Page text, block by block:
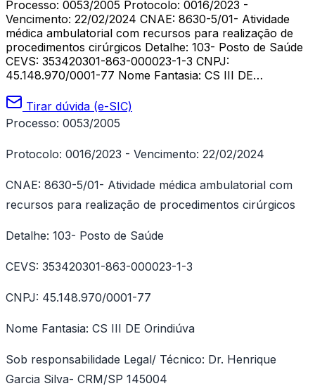
Processo: 0053/2005 Protocolo: 0016/2023 -
Vencimento: 22/02/2024 CNAE: 8630-5/01- Atividade
médica ambulatorial com recursos para realização de
procedimentos cirúrgicos Detalhe: 103- Posto de Saúde
CEVS: 353420301-863-000023-1-3 CNPJ:
45.148.970/0001-77 Nome Fantasia: CS III DE…
Tirar dúvida (e-SIC)
Processo: 0053/2005
Protocolo: 0016/2023 - Vencimento: 22/02/2024
CNAE: 8630-5/01- Atividade médica ambulatorial com
recursos para realização de procedimentos cirúrgicos
Detalhe: 103- Posto de Saúde
CEVS: 353420301-863-000023-1-3
CNPJ: 45.148.970/0001-77
Nome Fantasia: CS III DE Orindiúva
Sob responsabilidade Legal/ Técnico: Dr. Henrique
Garcia Silva- CRM/SP 145004